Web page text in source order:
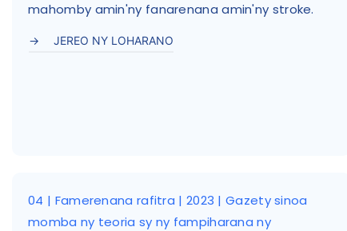
mahomby amin'ny fanarenana amin'ny stroke.
JEREO NY LOHARANO
04 | Famerenana rafitra | 2023 | Gazety sinoa
momba ny teoria sy ny fampiharana ny